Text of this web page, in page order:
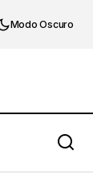
Modo Oscuro